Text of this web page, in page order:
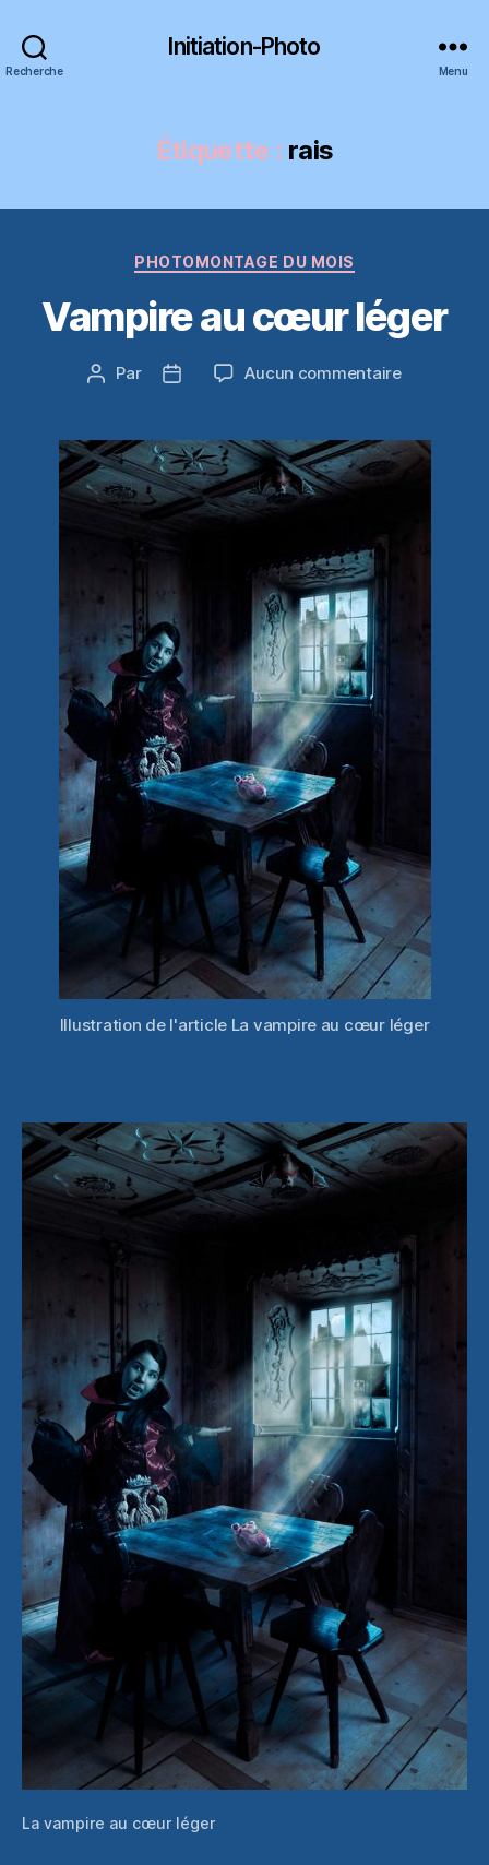
Recherche
Initiation-Photo
Menu
Étiquette : rais
Catégories
PHOTOMONTAGE DU MOIS
Vampire au cœur léger
Auteur
Par
Date
Aucun commentairesur
cœur
léger
Illustration de l'article La vampire au cœur léger
La vampire au cœur léger